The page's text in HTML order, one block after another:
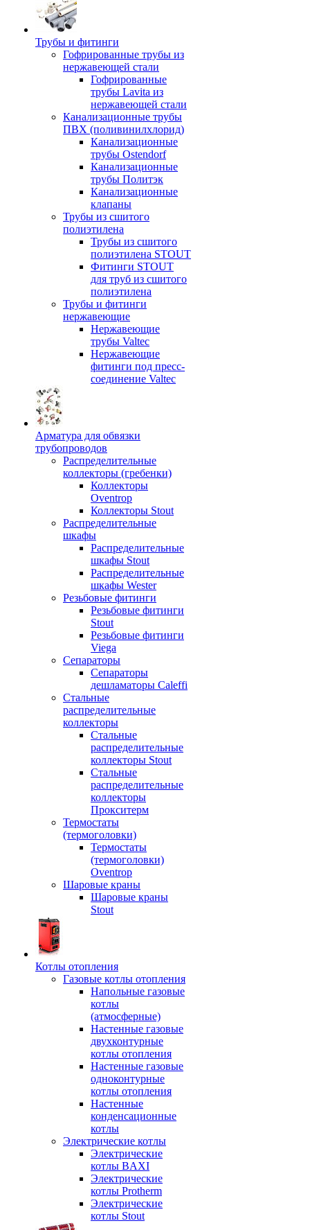
Трубы и фитинги
Гофрированные трубы из
нержавеющей стали
Гофрированные
трубы Lavita из
нержавеющей стали
Канализационные трубы
ПВХ (поливинилхлорид)
Канализационные
трубы Ostendorf
Канализационные
трубы Политэк
Канализационные
клапаны
Трубы из сшитого
полиэтилена
Трубы из сшитого
полиэтилена STOUT
Фитинги STOUT
для труб из сшитого
полиэтилена
Трубы и фитинги
нержавеющие
Нержавеющие
трубы Valtec
Нержавеющие
фитинги под пресс-
соединение Valtec
Арматура для обвязки
трубопроводов
Распределительные
коллекторы (гребенки)
Коллекторы
Oventrop
Коллекторы Stout
Распределительные
шкафы
Распределительные
шкафы Stout
Распределительные
шкафы Wester
Резьбовые фитинги
Резьбовые фитинги
Stout
Резьбовые фитинги
Viega
Сепараторы
Сепараторы
дешламаторы Caleffi
Стальные
распределительные
коллекторы
Стальные
распределительные
коллекторы Stout
Стальные
распределительные
коллекторы
Прокситерм
Термостаты
(термоголовки)
Термостаты
(термоголовки)
Oventrop
Шаровые краны
Шаровые краны
Stout
Котлы отопления
Газовые котлы отопления
Напольные газовые
котлы
(атмосферные)
Настенные газовые
двухконтурные
котлы отопления
Настенные газовые
одноконтурные
котлы отопления
Настенные
конденсационные
котлы
Электрические котлы
Электрические
котлы BAXI
Электрические
котлы Protherm
Электрические
котлы Stout